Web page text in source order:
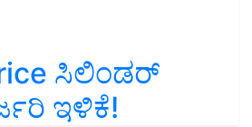
ಸಿಲಿಂಡರ್‌
ಇಳಿಕೆ!